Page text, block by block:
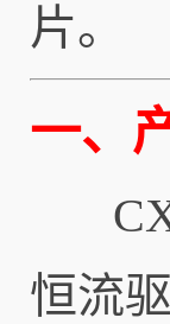
片。
一、
恒流